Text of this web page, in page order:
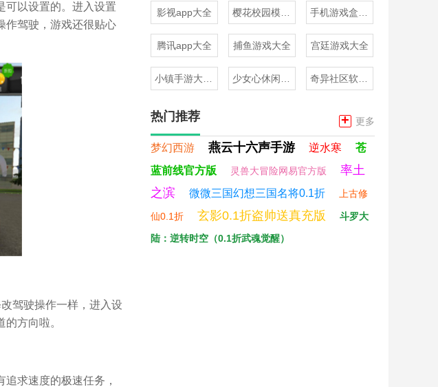
可以设置的。进入设置
作驾驶，游戏还很贴心
驾驶操作一样，进入设
方向啦。
求速度的极速任务，
影视app大全
腾讯app大全 捕鱼游戏大全 宫廷游戏大全
热门推荐 + 更多
梦幻西游 燕云十六声手游 逆水寒
苍
蓝前线官方版
灵兽大冒险网易官方版
率土
之滨
微微三国幻想三国名将0.1折 上古修
仙0.1折 玄影0.1折盗帅送真充版
斗罗大
陆：逆转时空（0.1折武魂觉醒）